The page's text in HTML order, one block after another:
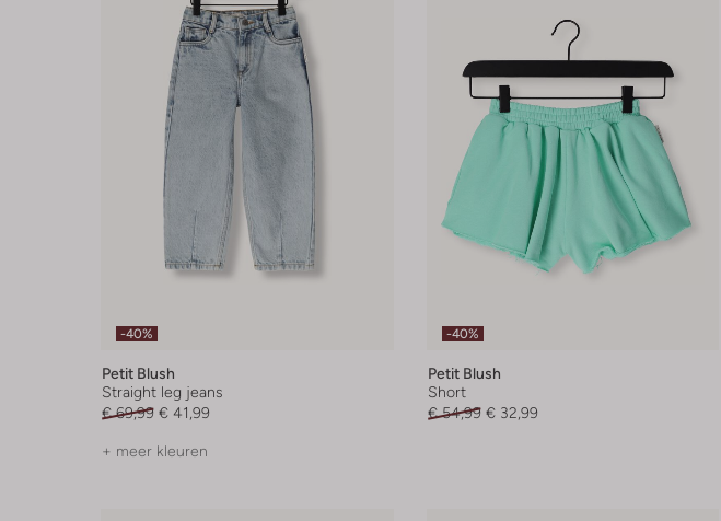
-40%
Petit Blush
Straight leg jeans
€ 69,99 € 41,99
+ meer kleuren
-40%
Petit Blush
Short
€ 54,99 € 32,99